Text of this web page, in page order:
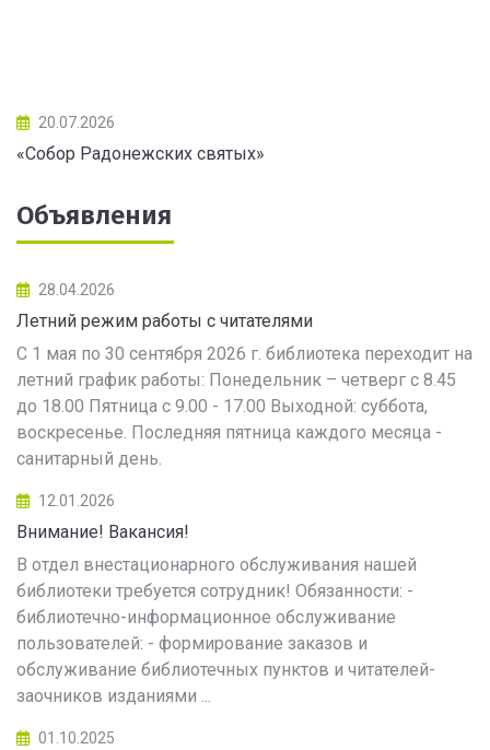
20.07.2026
«Собор Радонежских святых»
Объявления
28.04.2026
Летний режим работы с читателями
С 1 мая по 30 сентября 2026 г. библиотека переходит на
летний график работы: Понедельник – четверг с 8.45
до 18.00 Пятница с 9.00 - 17.00 Выходной: суббота,
воскресенье. Последняя пятница каждого месяца -
санитарный день.
12.01.2026
Внимание! Вакансия!
В отдел внестационарного обслуживания нашей
библиотеки требуется сотрудник! Обязанности: -
библиотечно-информационное обслуживание
пользователей: - формирование заказов и
обслуживание библиотечных пунктов и читателей-
заочников изданиями ...
01.10.2025